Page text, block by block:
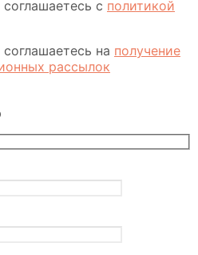
с политикой
на получение
рассылок